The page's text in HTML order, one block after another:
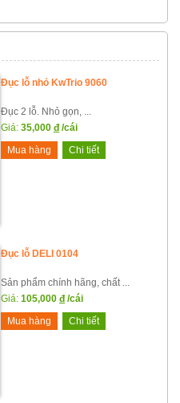
Đục lỗ nhỏ KwTrio 9060
Đục 2 lỗ. Nhỏ gọn, ...
Giá: 35,000 đ /cái
Mua hàng
Chi tiết
Đục lỗ DELI 0104
Sản phẩm chính hãng, chất ...
Giá: 105,000 đ /cái
Mua hàng
Chi tiết